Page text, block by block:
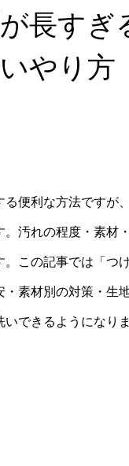
長すぎ
やり方
便利な方法ですが
汚れの程度・素材
この記事では「つ
素材別の対策・生
できるようになりま